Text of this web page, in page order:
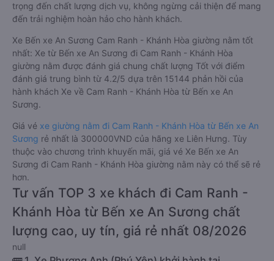
trọng đến chất lượng dịch vụ, không ngừng cải thiện để mang
đến trải nghiệm hoàn hảo cho hành khách.
Xe Bến xe An Sương Cam Ranh - Khánh Hòa giường nằm tốt
nhất: Xe từ Bến xe An Sương đi Cam Ranh - Khánh Hòa
giường nằm được đánh giá chung chất lượng Tốt với điểm
đánh giá trung bình từ 4.2/5 dựa trên 15144 phản hồi của
hành khách Xe về Cam Ranh - Khánh Hòa từ Bến xe An
Sương.
Giá vé xe giường nằm đi Cam Ranh - Khánh Hòa từ Bến xe An
Sương rẻ nhất là 300000VND của hãng xe Liên Hưng. Tùy
thuộc vào chương trình khuyến mãi, giá vé Xe Bến xe An
Sương đi Cam Ranh - Khánh Hòa giường nằm này có thể sẽ rẻ
hơn.
Tư vấn TOP 3 xe khách đi Cam Ranh -
Khánh Hòa từ Bến xe An Sương chất
lượng cao, uy tín, giá rẻ nhất 08/2026
null